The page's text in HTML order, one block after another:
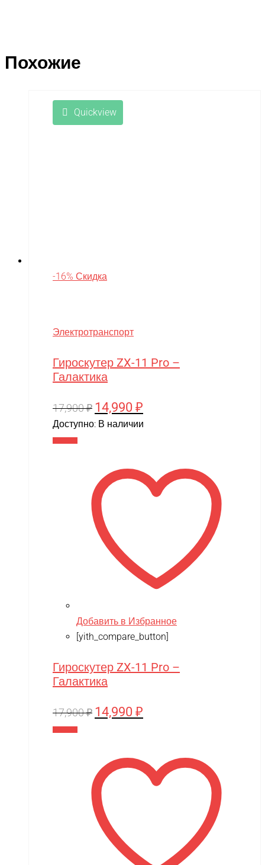
Похожие
Quickview
-16% Скидка
Электротранспорт
Гироскутер ZX-11 Pro –
Галактика
17,900₽ Первоначальная
цена
14,990 ₽
цена:
Доступно: В наличии
Добавить в Избранное
[yith_compare_button]
Гироскутер ZX-11 Pro –
Галактика
17,900₽ Первоначальная
17,900 ₽.
14,990 ₽